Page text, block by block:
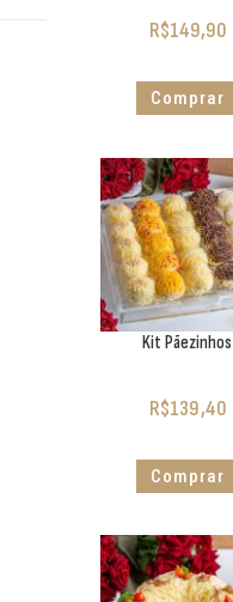
R$149,90
Comprar
Kit Pãezinhos
R$139,40
Comprar